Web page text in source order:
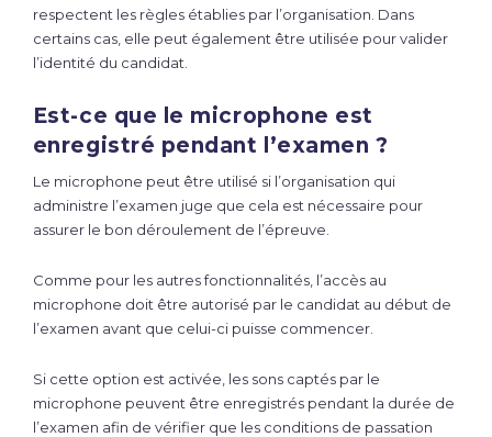
respectent les règles établies par l’organisation. Dans
certains cas, elle peut également être utilisée pour valider
l’identité du candidat.
Est-ce que le microphone est
enregistré pendant l’examen ?
Le microphone peut être utilisé si l’organisation qui
administre l’examen juge que cela est nécessaire pour
assurer le bon déroulement de l’épreuve.
Comme pour les autres fonctionnalités, l’accès au
microphone doit être autorisé par le candidat au début de
l’examen avant que celui-ci puisse commencer.
Si cette option est activée, les sons captés par le
microphone peuvent être enregistrés pendant la durée de
l’examen afin de vérifier que les conditions de passation